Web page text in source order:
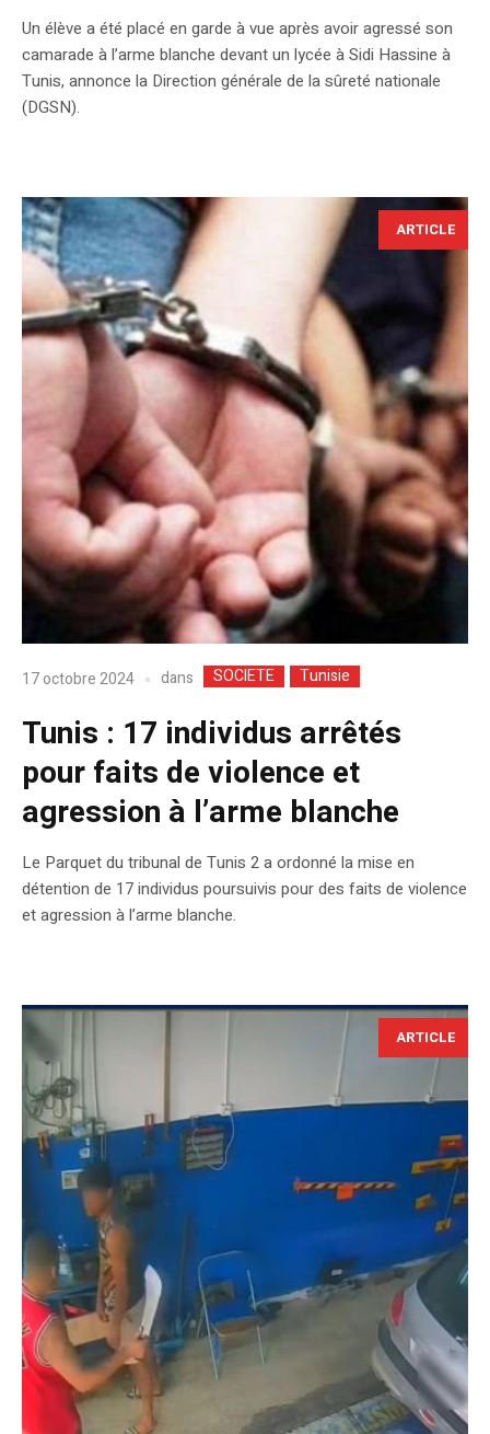
Un élève a été placé en garde à vue après avoir agressé son
camarade à l’arme blanche devant un lycée à Sidi Hassine à
Tunis, annonce la Direction générale de la sûreté nationale
(DGSN).
ARTICLE
17 octobre 2024 dans SOCIETE Tunisie
Tunis : 17 individus arrêtés
pour faits de violence et
agression à l’arme blanche
Le Parquet du tribunal de Tunis 2 a ordonné la mise en
détention de 17 individus poursuivis pour des faits de violence
et agression à l’arme blanche.
ARTICLE